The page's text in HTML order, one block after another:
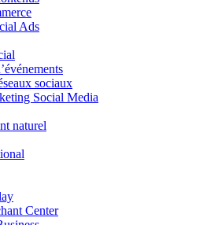
Ads
sociaux
Social Media
naturel
Center